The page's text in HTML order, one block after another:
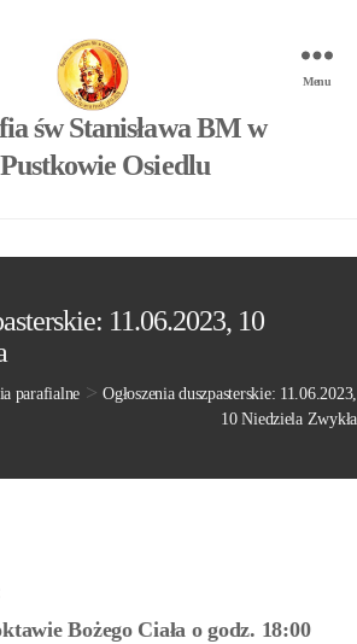
św Stanisława BM w
Pustkowie Osiedlu
Menu
11.06.2023, 10
parafialne >Ogłoszenia duszpasterskie: 11.06.2023,
10 Niedziela Zwykła
Bożego Ciała o godz. 18:00